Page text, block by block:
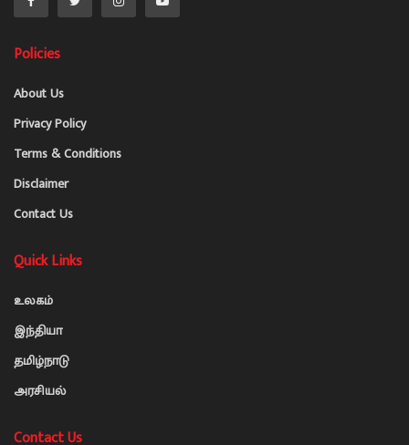
Policies
About Us
Privacy Policy
Terms & Conditions
Disclaimer
Contact Us
Quick Links
உலகம்
இந்தியா
தமிழ்நாடு
அரசியல்
Contact Us